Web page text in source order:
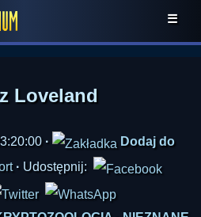
☰
Loveland
·
Dodaj do
· Udostępnij: